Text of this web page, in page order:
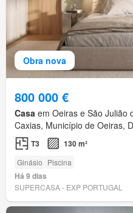
Obra nova
800 000 €
Casa em Oeiras e São Julião
Caxias, Município de Oeiras,
T3 130 m²
Ginásio Piscina
Há 9 dias
SUPERCASA - EXP PORTUGAL